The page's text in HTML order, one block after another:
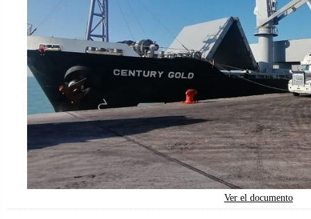
Ver el documento